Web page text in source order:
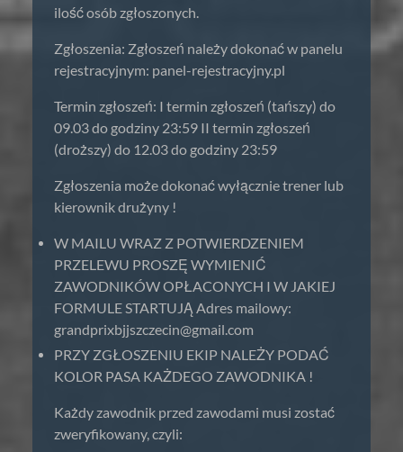
ilość osób zgłoszonych.
Zgłoszenia: Zgłoszeń należy dokonać w panelu
rejestracyjnym: panel-rejestracyjny.pl
Termin zgłoszeń: I termin zgłoszeń (tańszy) do
09.03 do godziny 23:59 II termin zgłoszeń
(droższy) do 12.03 do godziny 23:59
Zgłoszenia może dokonać wyłącznie trener lub
kierownik drużyny !
W MAILU WRAZ Z POTWIERDZENIEM
PRZELEWU PROSZĘ WYMIENIĆ
ZAWODNIKÓW OPŁACONYCH I W JAKIEJ
FORMULE STARTUJĄ Adres mailowy:
grandprixbjjszczecin@gmail.com
PRZY ZGŁOSZENIU EKIP NALEŻY PODAĆ
KOLOR PASA KAŻDEGO ZAWODNIKA !
Każdy zawodnik przed zawodami musi zostać
zweryfikowany, czyli: